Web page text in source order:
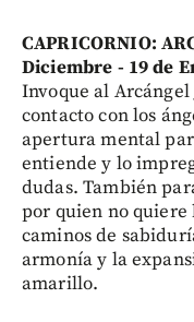
CAPRICORNIO:
Diciembre - 19 de
Invoque al
contacto con los
apertura mental
entiende y lo
dudas. También
por quien no quiere
caminos de
armonía y la
amarillo.